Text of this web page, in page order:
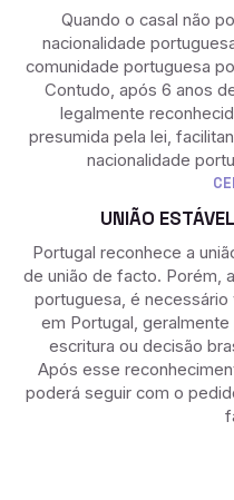
Quando o casal não
nacionalidade
comunidade portuguesa
Contudo, após 6 anos
legalmente
presumida pela lei,
nacionalidade
UNIÃO
Portugal reconhece a
de união de facto. Porém,
portuguesa, é
em Portugal,
escritura ou decisão
Após esse
poderá seguir com o